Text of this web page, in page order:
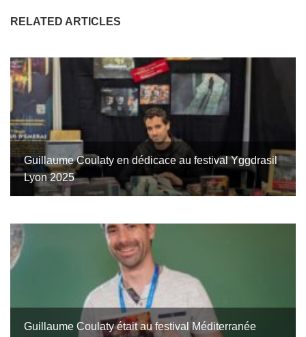
RELATED ARTICLES
Guillaume Coulaty en dédicace au festival Yggdrasil
Lyon 2025
Guillaume Coulaty était au festival Méditerranée